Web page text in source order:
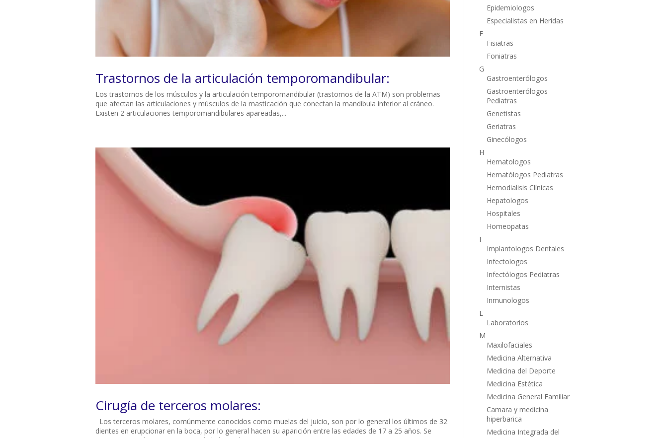
Trastornos de la articulación temporomandibular:
Los trastornos de los músculos y la articulación temporomandibular (trastornos de la ATM) son problemas
que afectan las articulaciones y músculos de la masticación que conectan la mandíbula inferior al cráneo.
Existen 2 articulaciones temporomandibulares apareadas,...
Cirugía de terceros molares:
Los terceros molares, comúnmente conocidos como muelas del juicio, son por lo general los últimos de 32
dientes en erupcionar en la boca, por lo general hacen su aparición entre las edades de 17 a 25 años. Se
Epidemiologos
Especialistas en Heridas
F
Fisiatras
Foniatras
G
Gastroenterólogos
Gastroenterólogos
Pediatras
Genetistas
Geriatras
Ginecólogos
H
Hematologos
Hematólogos Pediatras
Hemodialisis Clínicas
Hepatologos
Hospitales
Homeopatas
I
Implantologos Dentales
Infectologos
Infectólogos Pediatras
Internistas
Inmunologos
L
Laboratorios
M
Maxilofaciales
Medicina Alternativa
Medicina del Deporte
Medicina Estética
Medicina General Familiar
Camara y medicina
hiperbarica
Medicina Integrada del